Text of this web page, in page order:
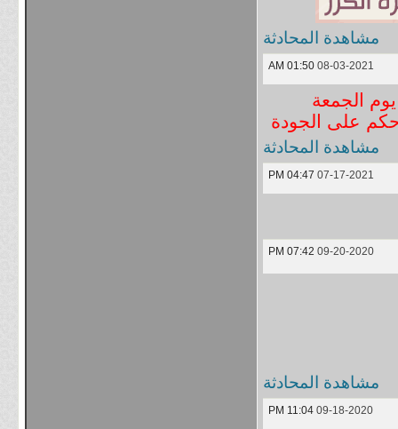
مشاهدة المحادثة
08-03-2021
01:50 AM
الجمعة
على الجودة
مشاهدة المحادثة
07-17-2021
04:47 PM
09-20-2020
07:42 PM
مشاهدة المحادثة
09-18-2020
11:04 PM